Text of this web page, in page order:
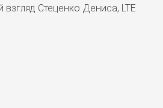
взгляд Стеценко Дениса, LTE